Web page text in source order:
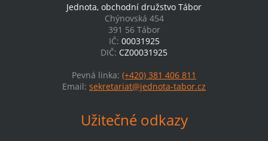
Jednota, obchodní družstvo Tábor
Chýnovská 454
391 56 Tábor
IČ: 00031925
DIČ: CZ00031925
Pevná linka: (+420) 381 406 811
Email: sekretariat@jednota-tabor.cz
Užitečné odkazy